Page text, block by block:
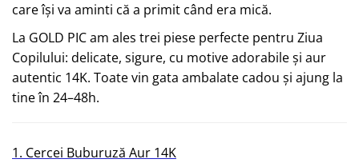
care își va aminti că a primit când era mică.
La GOLD PIC am ales trei piese perfecte pentru Ziua
Copilului: delicate, sigure, cu motive adorabile și aur
autentic 14K. Toate vin gata ambalate cadou și ajung la
tine în 24–48h.
1. Cercei Buburuză Aur 14K